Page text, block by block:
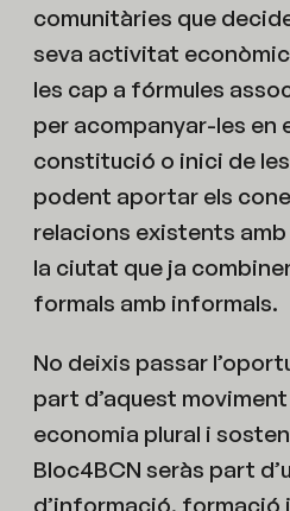
comunitàries que
seva activitat
les cap a fórmules
per acompanyar-les en
constitució o inici de
podent aportar els
relacions existents
la ciutat que ja
formals amb informals.
No deixis passar
part d’aquest
economia plural i
Bloc4BCN seràs part
d’informació, formació